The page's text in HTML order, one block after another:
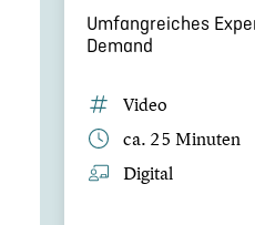
Umfang­rei­ches
Demand
Video
ca. 25 Minuten
Digital